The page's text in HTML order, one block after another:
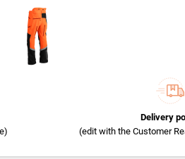
Delivery
(edit with the Customer